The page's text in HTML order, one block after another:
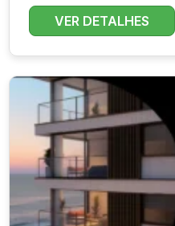
VER DETALHES